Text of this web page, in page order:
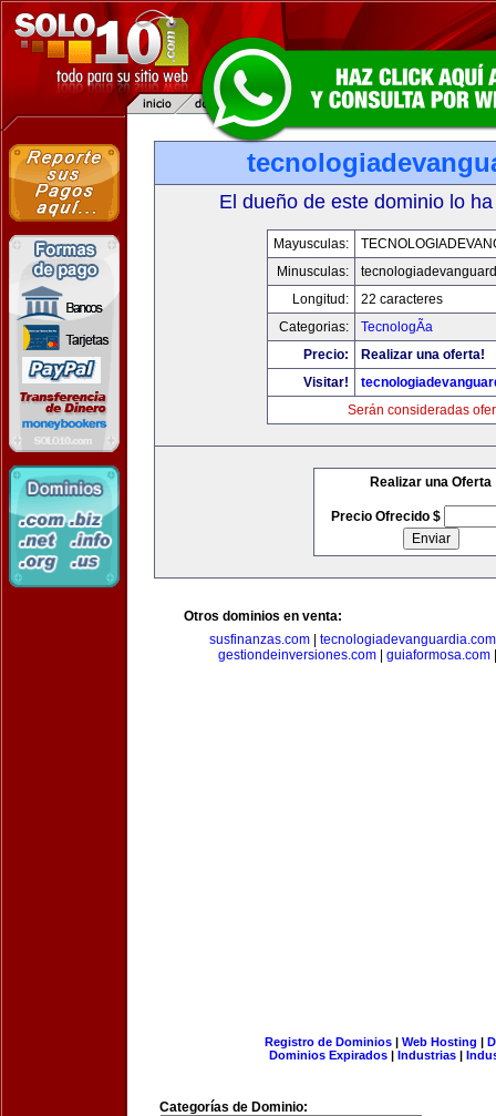
El dueño de este dominio lo
Mayusculas:
Minusculas:
Longitud:
22 caracteres
Categorias:
TecnologÃ­a
Precio:
Realizar una oferta!
Visitar!
Serán consideradas
Realizar una Oferta
Precio Ofrecido $
Otros dominios en venta:
susfinanzas.com| tecnologiadevanguardia.com
gestiondeinversiones.com| guiaformosa.com
Registro de Dominios| Web Hosting |
Dominios Expirados | Industrias |
Categorías de Dominio: